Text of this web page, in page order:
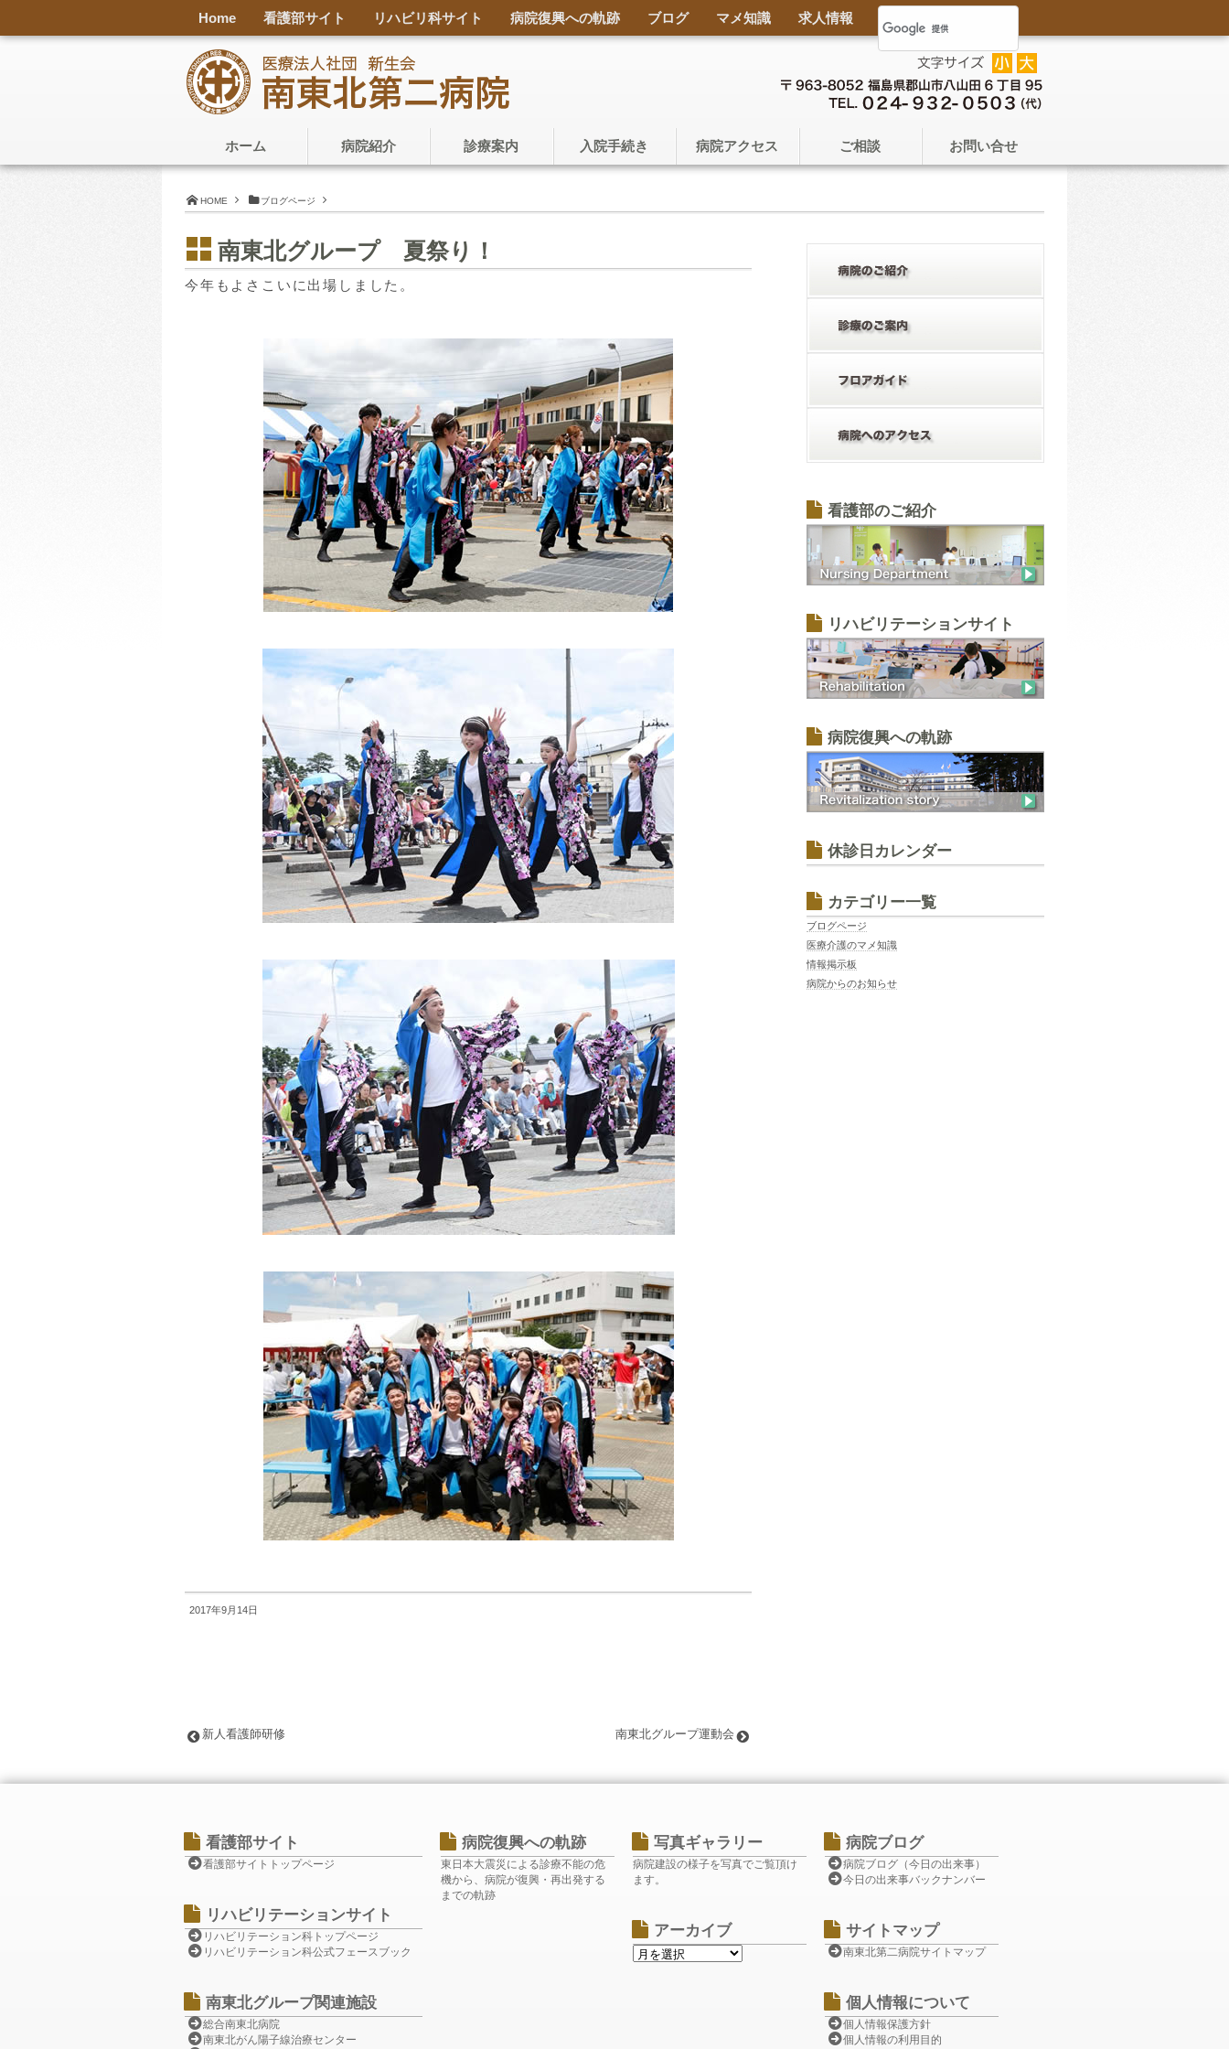
HOME ブログページ
南東北グループ 夏祭り！
今年もよさこいに出場しました。
2017年9月14日
南東北グループ運動会
新人看護師研修
看護部のご紹介
リハビリテーションサイト
病院復興への軌跡
休診日カレンダー
カテゴリー一覧
ブログページ
医療介護のマメ知識
情報掲示板
病院からのお知らせ
Home 看護部サイト リハビリ科サイト 病院復興への軌跡 ブログ マメ知識 求人情報
ホーム 病院紹介 診療案内 入院手続き 病院アクセス ご相談 お問い合せ
看護部サイト
看護部サイトトップページ
リハビリテーションサイト
リハビリテーション科トップページ
リハビリテーション科公式フェースブック
南東北グループ関連施設
総合南東北病院
南東北がん陽子線治療センター
病院復興への軌跡
東日本大震災による診療不能の危
機から、病院が復興・再出発する
までの軌跡
写真ギャラリー
病院建設の様子を写真でご覧頂け
ます。
アーカイブ
病院ブログ
病院ブログ（今日の出来事）
今日の出来事バックナンバー
サイトマップ
南東北第二病院サイトマップ
個人情報について
個人情報保護方針
個人情報の利用目的